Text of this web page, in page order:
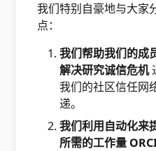
我们特别自豪地与大家
点：
我们帮助我们的成
解决研究诚信危机
我们的社区信任网
递。
我们利用自动化来
所需的工作量